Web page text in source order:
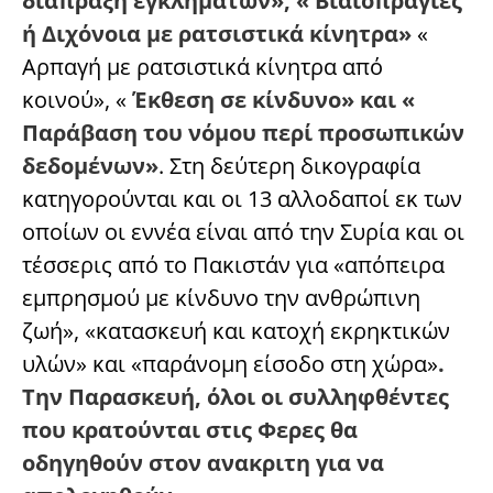
ή Διχόνοια με ρατσιστικά κίνητρα» «
Αρπαγή με ρατσιστικά κίνητρα από
κοινού», « Έκθεση σε κίνδυνο» και «
Παράβαση του νόμου περί προσωπικών
δεδομένων». Στη δεύτερη δικογραφία
κατηγορούνται και οι 13 αλλοδαποί εκ των
οποίων οι εννέα είναι από την Συρία και οι
τέσσερις από το Πακιστάν για «απόπειρα
εμπρησμού με κίνδυνο την ανθρώπινη
ζωή», «κατασκευή και κατοχή εκρηκτικών
υλών» και «παράνομη είσοδο στη χώρα».
Την Παρασκευή, όλοι οι συλληφθέντες
που κρατούνται στις Φερες θα
οδηγηθούν στον ανακριτη για να